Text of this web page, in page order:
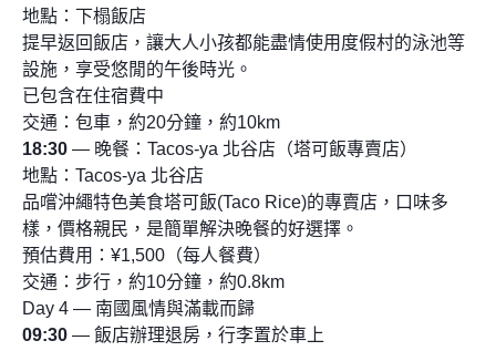
地點：下榻飯店
提早返回飯店，讓大人小孩都能盡情使用度假村的泳池等
設施，享受悠閒的午後時光。
已包含在住宿費中
交通：包車，約20分鐘，約10km
18:30 — 晚餐：Tacos-ya 北谷店（塔可飯專賣店）
地點：Tacos-ya 北谷店
品嚐沖繩特色美食塔可飯(Taco Rice)的專賣店，口味多
樣，價格親民，是簡單解決晚餐的好選擇。
預估費用：¥1,500（每人餐費）
交通：步行，約10分鐘，約0.8km
Day 4 — 南國風情與滿載而歸
09:30 — 飯店辦理退房，行李置於車上